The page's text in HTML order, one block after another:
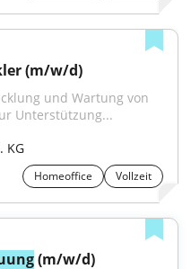
(m/w/d)
und Wartung von
Unterstützung...
KG
Homeoffice Vollzeit
(m/w/d)